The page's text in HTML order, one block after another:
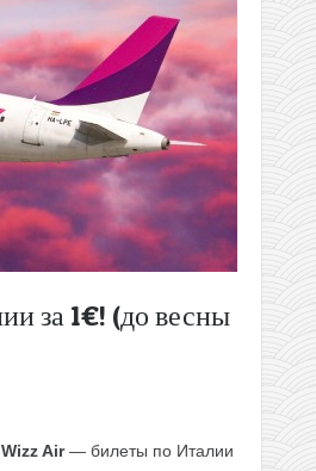
за 1€! (до весны
Wizz Air— билеты по Италии